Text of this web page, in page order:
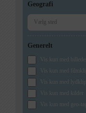
Geografi
Generelt
Vis kun med billeder
Vis kun med filmklip
Vis kun med lydklip
Vis kun med kilder
Vis kun med geo-